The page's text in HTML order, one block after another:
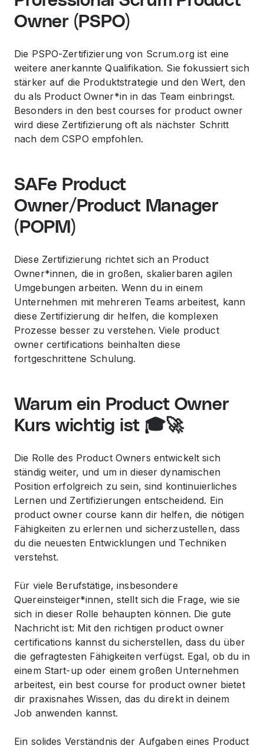
Owner (PSPO)
Die PSPO-Zertifizierung von Scrum.org ist eine
weitere anerkannte Qualifikation. Sie fokussiert sich
stärker auf die Produktstrategie und den Wert, den
du als Product Owner*in in das Team einbringst.
Besonders in den best courses for product owner
wird diese Zertifizierung oft als nächster Schritt
nach dem CSPO empfohlen.
SAFe Product
Owner/Product Manager
(POPM)
Diese Zertifizierung richtet sich an Product
Owner*innen, die in großen, skalierbaren agilen
Umgebungen arbeiten. Wenn du in einem
Unternehmen mit mehreren Teams arbeitest, kann
diese Zertifizierung dir helfen, die komplexen
Prozesse besser zu verstehen. Viele product
owner certifications beinhalten diese
fortgeschrittene Schulung.
Warum ein Product Owner
Kurs wichtig ist 🎓🚀
Die Rolle des Product Owners entwickelt sich
ständig weiter, und um in dieser dynamischen
Position erfolgreich zu sein, sind kontinuierliches
Lernen und Zertifizierungen entscheidend. Ein
product owner course kann dir helfen, die nötigen
Fähigkeiten zu erlernen und sicherzustellen, dass
du die neuesten Entwicklungen und Techniken
verstehst.
Für viele Berufstätige, insbesondere
Quereinsteiger*innen, stellt sich die Frage, wie sie
sich in dieser Rolle behaupten können. Die gute
Nachricht ist: Mit den richtigen product owner
certifications kannst du sicherstellen, dass du über
die gefragtesten Fähigkeiten verfügst. Egal, ob du in
einem Start-up oder einem großen Unternehmen
arbeitest, ein best course for product ownerbietet
dir praxisnahes Wissen, das du direkt in deinem
Job anwenden kannst.
Ein solides Verständnis der Aufgaben eines Product